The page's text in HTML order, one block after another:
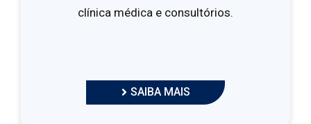
clínica médica e consultórios.
SAIBA MAIS